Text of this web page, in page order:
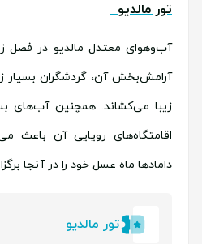
تور مالدیو
آب‌وهوای معتدل مالدیو در
آرامش‌بخش آن، گردشگران بسیار
زیبا می‌کشاند. همچنین آب‌های
اقامتگاه‌های رویایی آن
داماد‌ها ماه عسل خود را در آنجا
تور مالدیو